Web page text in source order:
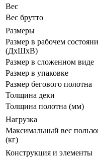
Вес
Вес брутто
Размеры
Размер в рабочем
(ДxШxВ)
Размер в сложенном виде
Размер в упаковке
Размер бегового полотна
Толщина деки
Толщина полотна (мм)
Нагрузка
Максимальный вес
(кг)
Конструкция и элементы